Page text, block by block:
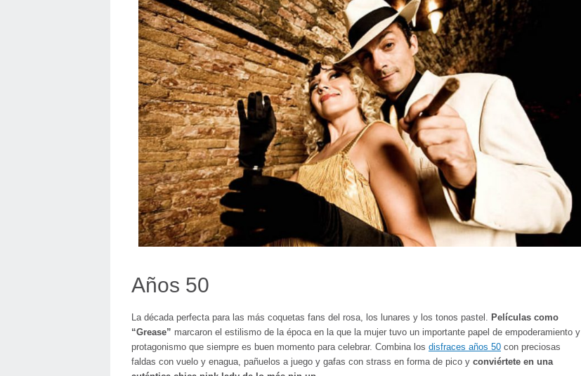
Años 50
La década perfecta para las más coquetas fans del rosa, los lunares y los tonos pastel. Películas como
“Grease” marcaron el estilismo de la época en la que la mujer tuvo un importante papel de empoderamiento y
protagonismo que siempre es buen momento para celebrar. Combina los disfraces años 50 con preciosas
faldas con vuelo y enagua, pañuelos a juego y gafas con strass en forma de pico y conviértete en una